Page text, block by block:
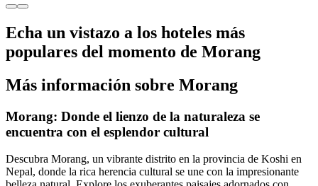
Echa un vistazo a los hoteles más
populares del momento de Morang
Más información sobre Morang
Morang: Donde el lienzo de la naturaleza se
encuentra con el esplendor cultural
Descubra Morang, un vibrante distrito en la provincia de Koshi en
Nepal, donde la rica herencia cultural se une con la impresionante